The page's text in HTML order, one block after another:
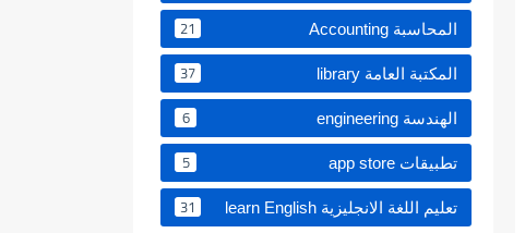
المحاسبة Accounting 21
المكتبة العامة library 37
الهندسة engineering 6
تطبيقات app store 5
تعليم اللغة الانجليزية learn English 31